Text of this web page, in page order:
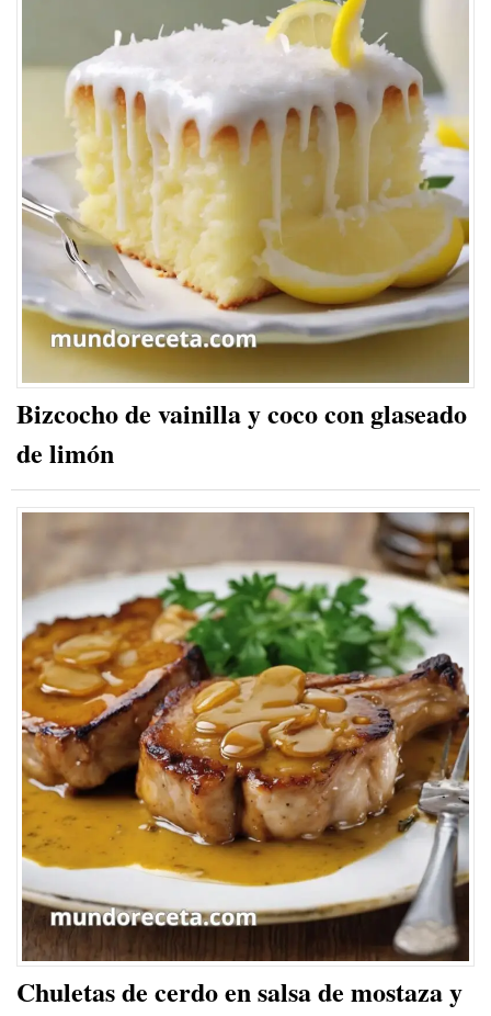
Bizcocho de vainilla y coco con glaseado
de limón
Chuletas de cerdo en salsa de mostaza y